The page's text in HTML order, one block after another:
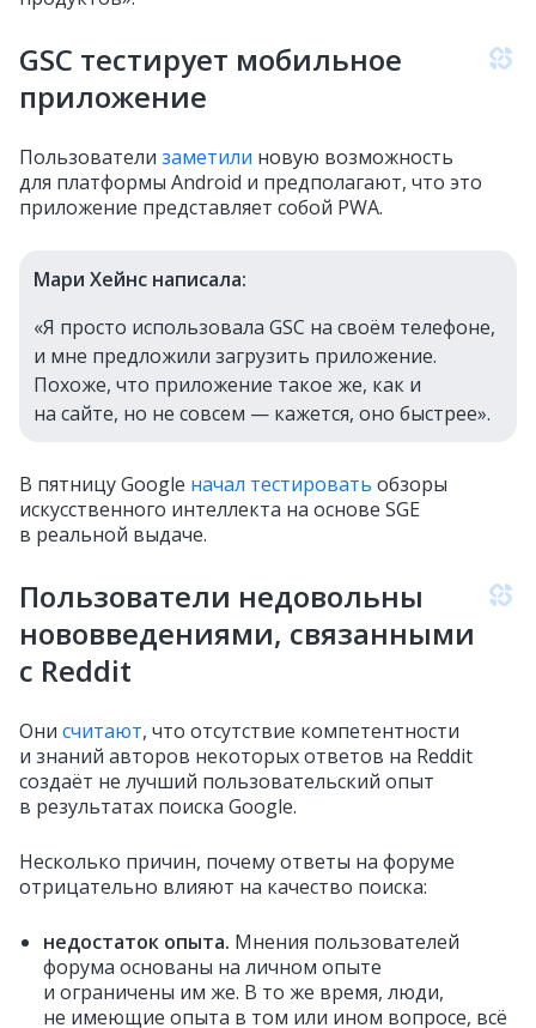
GSC тестирует мобильное
приложение
Пользователи заметили новую возможность
для платформы Android и предполагают, что это
приложение представляет собой PWA.
Мари Хейнс написала:
«Я просто использовала GSC на своём телефоне,
и мне предложили загрузить приложение.
Похоже, что приложение такое же, как и
на сайте, но не совсем — кажется, оно быстрее».
В пятницу Google начал тестировать обзоры
искусственного интеллекта на основе SGE
в реальной выдаче.
Пользователи недовольны
нововведениями, связанными
с Reddit
Они считают, что отсутствие компетентности
и знаний авторов некоторых ответов на Reddit
создаёт не лучший пользовательский опыт
в результатах поиска Google.
Несколько причин, почему ответы на форуме
отрицательно влияют на качество поиска:
недостаток опыта. Мнения пользователей
форума основаны на личном опыте
и ограничены им же. В то же время, люди,
не имеющие опыта в том или ином вопросе, всё